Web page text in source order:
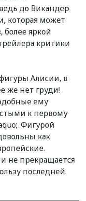
до Викандер
которая может
более яркой
критики
Алисии, в
же нет груди!
ему
к первому
Фигурой
как
не прекращается
последней.